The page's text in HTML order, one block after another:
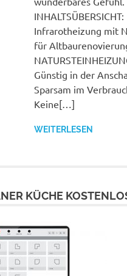
INHALTSÜBERSICHT:
Infrarotheizung mit
für
Günstig in der
Sparsam im
Keine[…]
WEITERLESEN
KÜCHE